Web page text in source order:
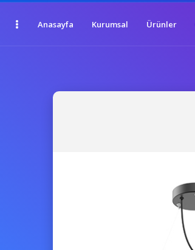
Anasayfa Kurumsal Ürünler